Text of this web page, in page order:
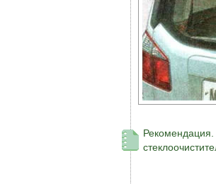
Рекомендация.